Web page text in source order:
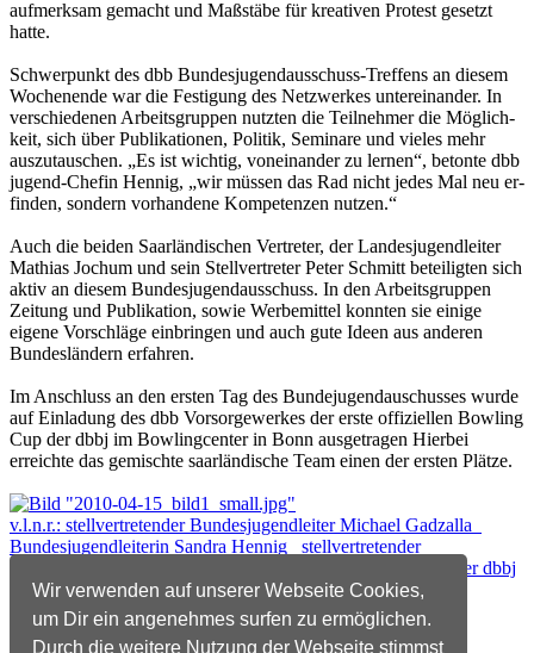
Wir verwenden auf unserer Webseite Cookies,
um Dir ein angenehmes surfen zu ermöglichen.
Durch die weitere Nutzung der Webseite stimmst
aufmerksam gemacht und Maß­stäbe für kreativen Protest gesetzt
hatte.
Schwerpunkt des dbb Bundesjugendausschuss-Treffens an diesem
Wochenende war die Festigung des Netzwerkes untereinander. In
verschiedenen Arbeitsgruppen nutzten die Teilnehmer die Möglich­
keit, sich über Publikationen, Politik, Seminare und vieles mehr
auszu­tauschen. „Es ist wichtig, voneinander zu lernen“, betonte dbb
ju­gend-Chefin Hennig, „wir müssen das Rad nicht jedes Mal neu er­
finden, sondern vorhandene Kompetenzen nutzen.“
Auch die beiden Saarländischen Vertreter, der Landesjugendleiter
Mathias Jochum und sein Stellvertreter Peter Schmitt beteiligten sich
aktiv an diesem Bundesjugendausschuss. In den Arbeitsgruppen
Zeitung und Publikation, sowie Werbemittel konnten sie einige
eigene Vorschläge einbringen und auch gute Ideen aus anderen
Bundesländern erfahren.
Im Anschluss an den ersten Tag des Bundejugendauschusses wurde
auf Einladung des dbb Vorsorgewerkes der erste offiziellen Bowling
Cup der dbbj im Bowlingcenter in Bonn ausgetragen Hierbei
erreichte das gemischte saarländische Team einen der ersten Plätze.
v.l.n.r.: stellvertretender Bundesjugendleiter Michael Gadzalla
Bundesjugendleiterin Sandra Hennig stellvertretender
Landesjugendleiter dbbj saar Peter Schmitt Landesjugenleiter dbbj
saar Mathias Jochum sowie die beiden stellvertretender
Bundesjugendleiter Thomas Löwe und Christian Beisch